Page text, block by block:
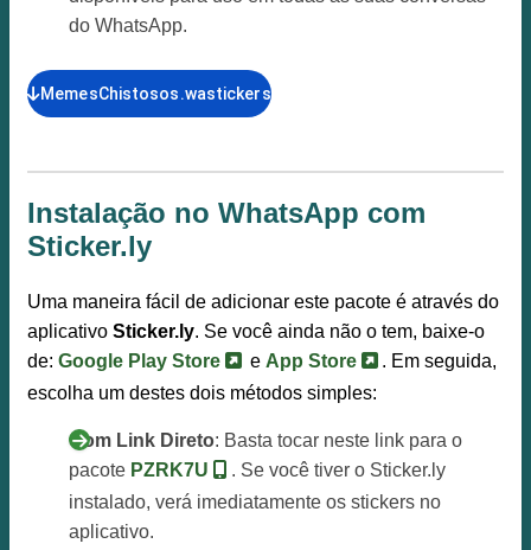
do WhatsApp.
MemesChistosos.wastickers
Instalação no WhatsApp com
Sticker.ly
Uma maneira fácil de adicionar este pacote é através do
aplicativo Sticker.ly. Se você ainda não o tem, baixe-o
de: Google Play Store e App Store
. Em seguida,
escolha um destes dois métodos simples:
Com Link Direto: Basta tocar neste link para o
pacote PZRK7U
. Se você tiver o Sticker.ly
instalado, verá imediatamente os stickers no
aplicativo.